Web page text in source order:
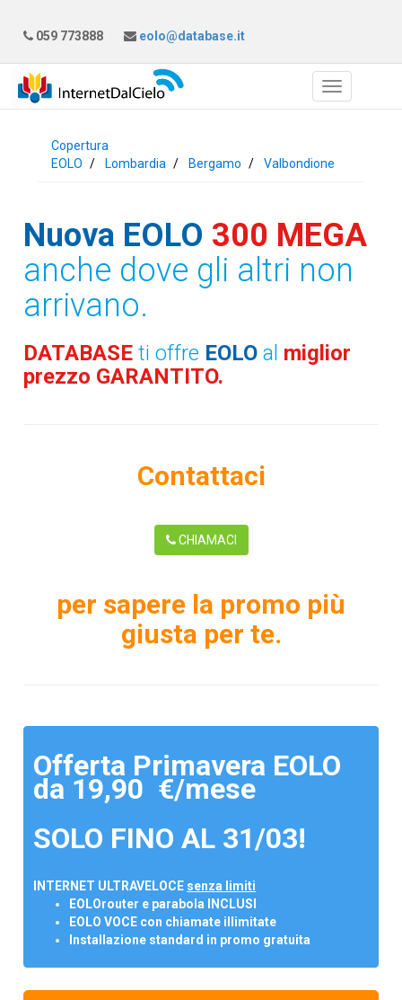
059 773888 eolo@database.it
Copertura
EOLO
Lombardia Bergamo Valbondione
Nuova EOLO 300 MEGA
anche dove gli altri non
arrivano.
DATABASEti offre EOLO al miglior
prezzo GARANTITO.
Contattaci
CHIAMACI
per sapere la promo più
giusta per te.
Offerta Primavera EOLO
da 19,90 €/mese
SOLO FINO AL 31/03!
INTERNET ULTRAVELOCE senza limiti
EOLOrouter e parabola INCLUSI
EOLO VOCE con chiamate illimitate
Installazione standard in promo gratuita